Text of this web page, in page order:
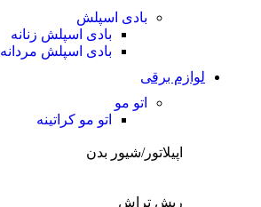
بادی اسپلش
بادی اسپلش زنانه
بادی اسپلش مردانه
لوازم برقی
اتو مو
اتو مو کراتینه
اپیلاتور/شیور بدن
ریش تراش